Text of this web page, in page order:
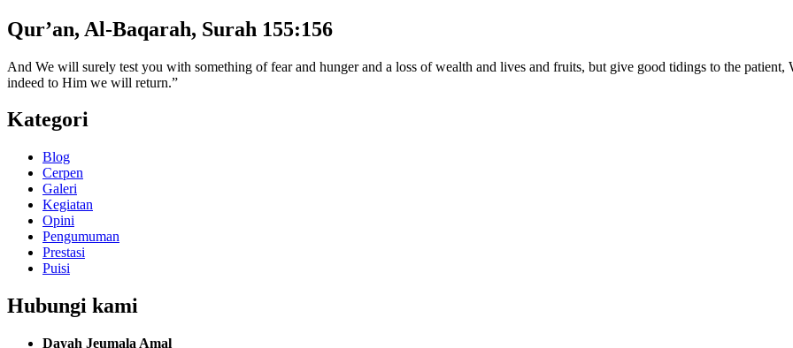
Qur’an, Al-Baqarah, Surah 155:156
And We will surely test you with something of fear and hunger and a loss of wealth and lives and fruits, but give good tidings to the
indeed to Him we will return.”
Kategori
Blog
Cerpen
Galeri
Kegiatan
Opini
Pengumuman
Prestasi
Puisi
Hubungi kami
Dayah Jeumala Amal